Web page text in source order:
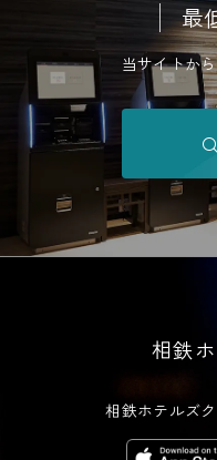
最
当サイトか
相鉄
相鉄ホテルズ